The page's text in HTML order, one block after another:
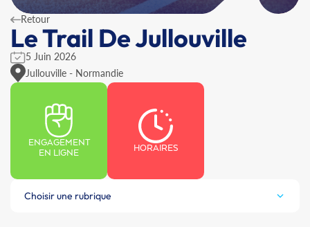
Retour
Le Trail De Jullouville
5 Juin 2026
Jullouville - Normandie
ENGAGEMENT
EN LIGNE
HORAIRES
Choisir une rubrique